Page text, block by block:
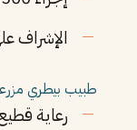
الإشراف على 3 أطباء وفنيين
طبيب بيطري
رعاية قطيع 2000+ من الإبل